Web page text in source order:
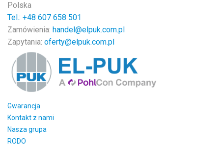
Polska
Tel.: +48 607 658 501
Zamówienia: handel@elpuk.com.pl
Zapytania: oferty@elpuk.com.pl
Gwarancja
Kontakt z nami
Nasza grupa
RODO